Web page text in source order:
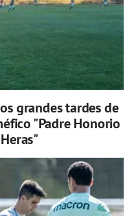
grandes tardes de
"Padre Honorio